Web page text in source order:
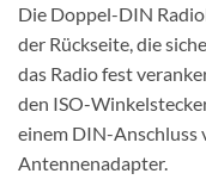
Die Doppel-DIN
der Rückseite, die
das Radio fest
den ISO-
einem DIN-Anschluss
Antennenadapter.